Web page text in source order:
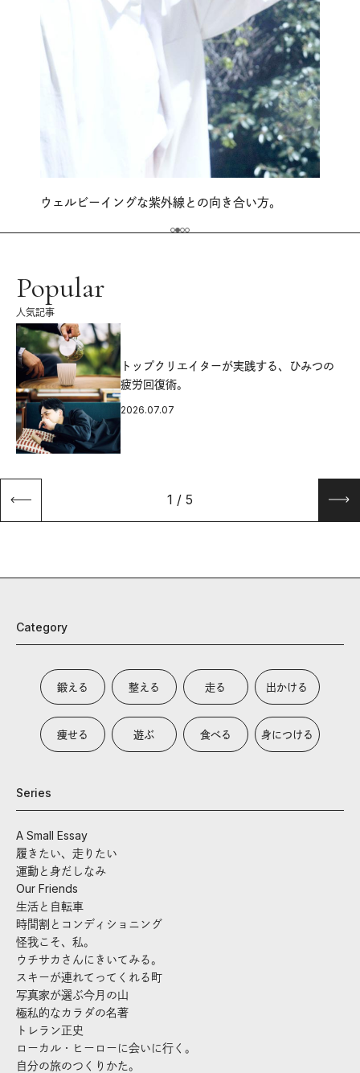
ウェルビーイングな紫外線との向き合い方。
Popular
人気記事
トップクリエイターが実践する、ひみつの
疲労回復術。
2026.07.07
1 / 5
Category
鍛える 整える 走る 出かける
痩せる 遊ぶ 食べる 身につける
Series
A Small Essay
履きたい、走りたい
運動と身だしなみ
Our Friends
生活と自転車
時間割とコンディショニング
怪我こそ、私。
ウチサカさんにきいてみる。
スキーが連れてってくれる町
写真家が選ぶ今月の山
極私的なカラダの名著
トレラン正史
ローカル・ヒーローに会いに行く。
自分の旅のつくりかた。